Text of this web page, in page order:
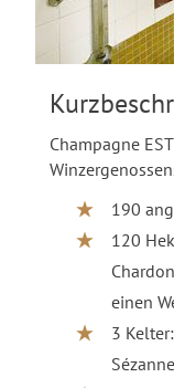
Champagne
190
120
einen
3